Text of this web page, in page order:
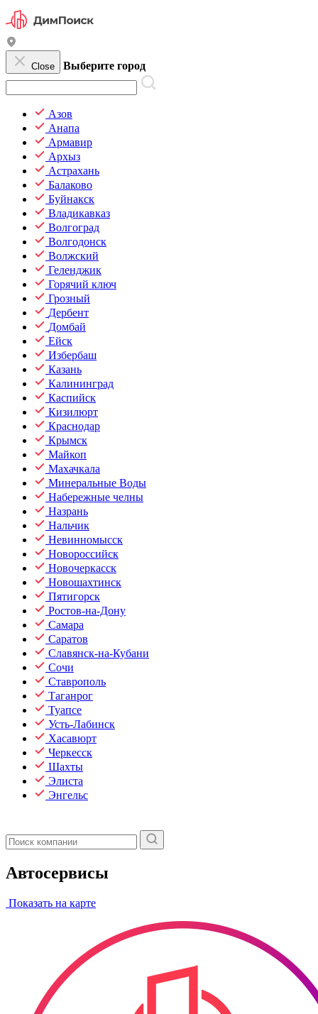
Close Выберите город
Азов
Анапа
Армавир
Архыз
Астрахань
Балаково
Буйнакск
Владикавказ
Волгоград
Волгодонск
Волжский
Геленджик
Горячий ключ
Грозный
Дербент
Домбай
Ейск
Избербаш
Казань
Калининград
Каспийск
Кизилюрт
Краснодар
Крымск
Майкоп
Махачкала
Минеральные Воды
Набережные челны
Назрань
Нальчик
Невинномысск
Новороссийск
Новочеркасск
Новошахтинск
Пятигорск
Ростов-на-Дону
Самара
Саратов
Славянск-на-Кубани
Сочи
Ставрополь
Таганрог
Туапсе
Усть-Лабинск
Хасавюрт
Черкесск
Шахты
Элиста
Энгельс
Автосервисы
Показать на карте